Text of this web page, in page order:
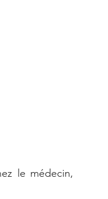
le médecin,